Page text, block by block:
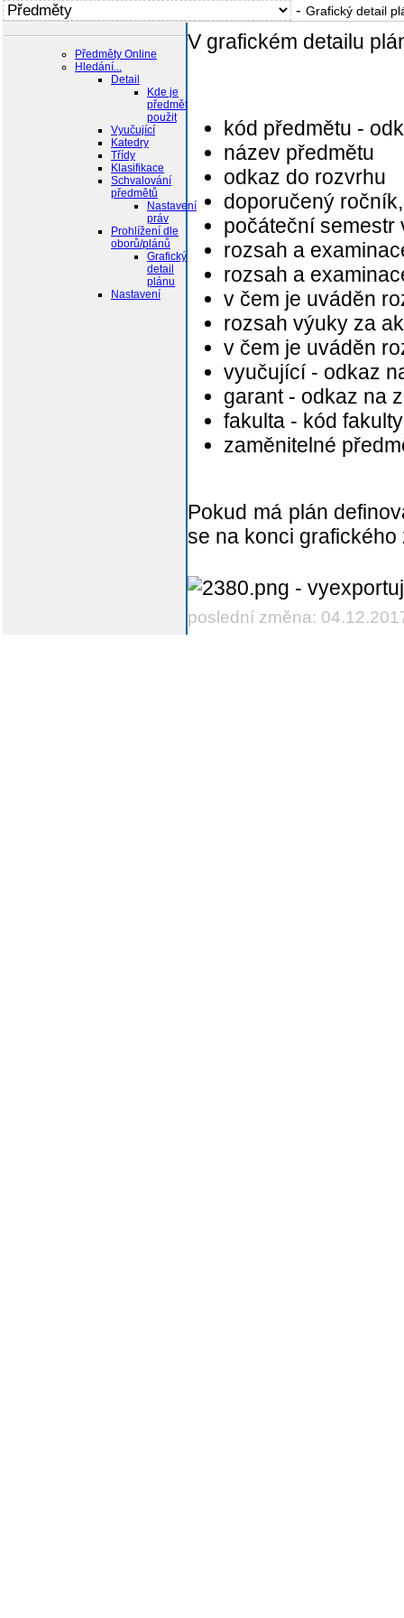
- Grafický detail
Předměty Online
Hledání...
Detail
Kde je
předmět
použit
Vyučující
Katedry
Třídy
Klasifikace
Schvalování
předmětů
Nastavení
práv
Prohlížení dle
oborů/plánů
Grafický
detail
plánu
Nastavení
V grafickém detailu
kód předmětu -
název předmětu
odkaz do rozvrhu
doporučený
počáteční semestr
rozsah a
rozsah a
v čem je uváděn
rozsah výuky za
v čem je uváděn
vyučující - odkaz
garant - odkaz na
fakulta - kód fakulty
zaměnitelné
Pokud má plán
se na konci
-
poslední změna: